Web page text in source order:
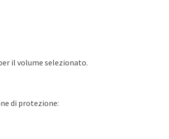
il volume selezionato.
di protezione: